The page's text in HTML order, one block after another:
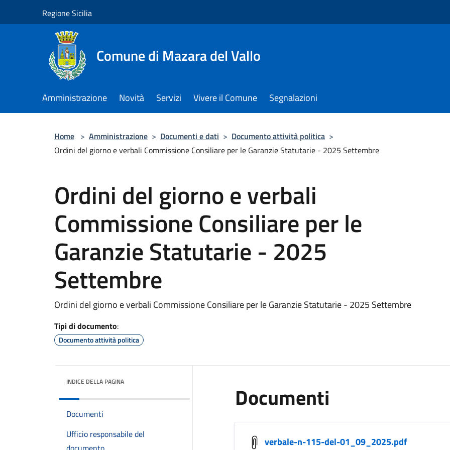
Regione Sicilia
Comune di Mazara del Vallo
Amministrazione Novità Servizi Vivere il Comune Segnalazioni
Home > Amministrazione > Documenti e dati > Documento attività politica >
Ordini del giorno e verbali Commissione Consiliare per le Garanzie Statutarie - 2025 Settembre
Ordini del giorno e verbali
Commissione Consiliare per le
Garanzie Statutarie - 2025
Settembre
Ordini del giorno e verbali Commissione Consiliare per le Garanzie Statutarie - 2025 Settembre
Tipi di documento:
Documento attività politica
INDICE DELLA PAGINA
Documenti
Ufficio responsabile del
Documenti
verbale-n-115-del-01_09_2025.pdf